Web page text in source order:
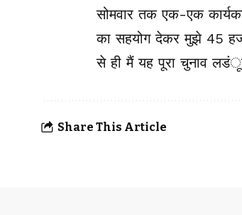
सोमवार तक एक-एक
का सहयोग देकर मुझे 45
से ही मैं यह पूरा चुनाव
Share This Article